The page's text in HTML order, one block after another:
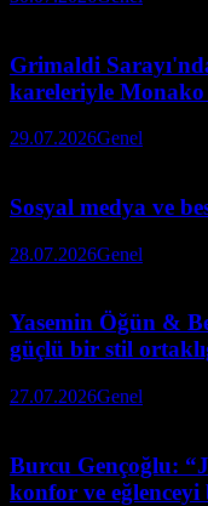
Grimaldi
kareleriyle Monako
29.07.2026Genel
Sosyal medya ve
28.07.2026Genel
Yasemin Öğün &
güçlü bir stil
27.07.2026Genel
Burcu Gençoğlu:
konfor ve